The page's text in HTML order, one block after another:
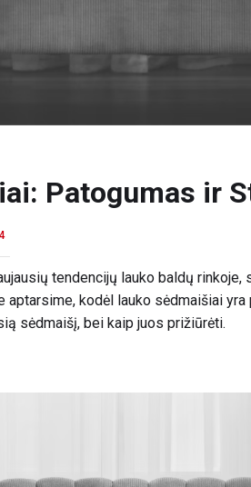
Patogumas ir
tendencijų lauko baldų
aptarsime, kodėl lauko sėdmaišiai
sėdmaišį, bei kaip juos prižiūrėti.